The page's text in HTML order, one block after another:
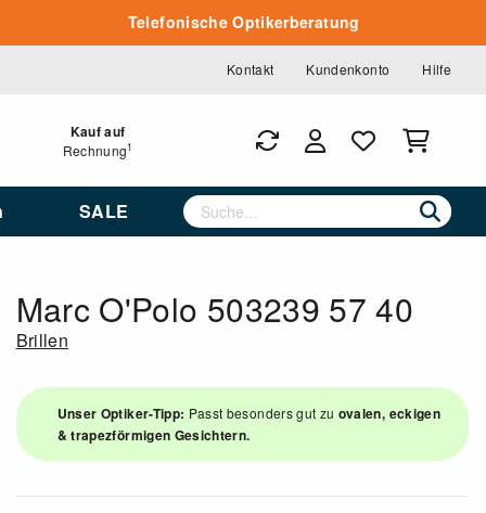
Telefonische Optikerberatung
Kontakt Kundenkonto Hilfe
Kauf auf
Rechnung1
SALE
Marc O'Polo 503239 57 40
Brillen
Unser Optiker-Tipp: Passt besonders gut zu ovalen, eckigen
& trapezförmigen Gesichtern.